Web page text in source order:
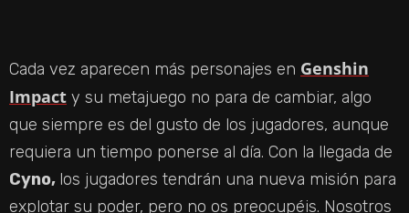
Cada vez aparecen más personajes en Genshin
Impact y su metajuego no para de cambiar, algo
que siempre es del gusto de los jugadores, aunque
requiera un tiempo ponerse al día. Con la llegada de
Cyno, los jugadores tendrán una nueva misión para
explotar su poder, pero no os preocupéis. Nosotros